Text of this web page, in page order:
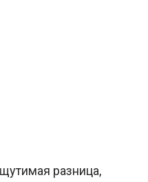
разница,